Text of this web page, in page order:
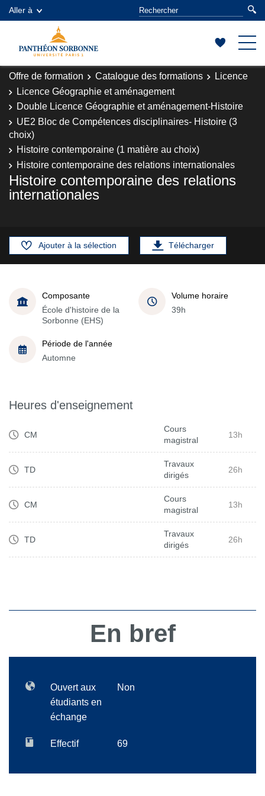
Aller à
Offre de formation Catalogue des formations
Licence
Licence Géographie et aménagement
Double Licence Géographie et aménagement-Histoire
UE2 Bloc de Compétences disciplinaires- Histoire (3
choix)
Histoire contemporaine (1 matière au choix)
Histoire contemporaine des relations internationales
Histoire contemporaine des relations
internationales
Ajouter à la sélection Télécharger
Composante
École d'histoire de la
Sorbonne (EHS)
Volume horaire
39h
Période de l'année
Automne
Heures d'enseignement
CM
Cours
magistral
13h
TD
Travaux
dirigés
26h
CM
Cours
magistral
13h
TD
Travaux
dirigés
26h
En bref
Ouvert aux
étudiants en
échange
Non
Effectif 69